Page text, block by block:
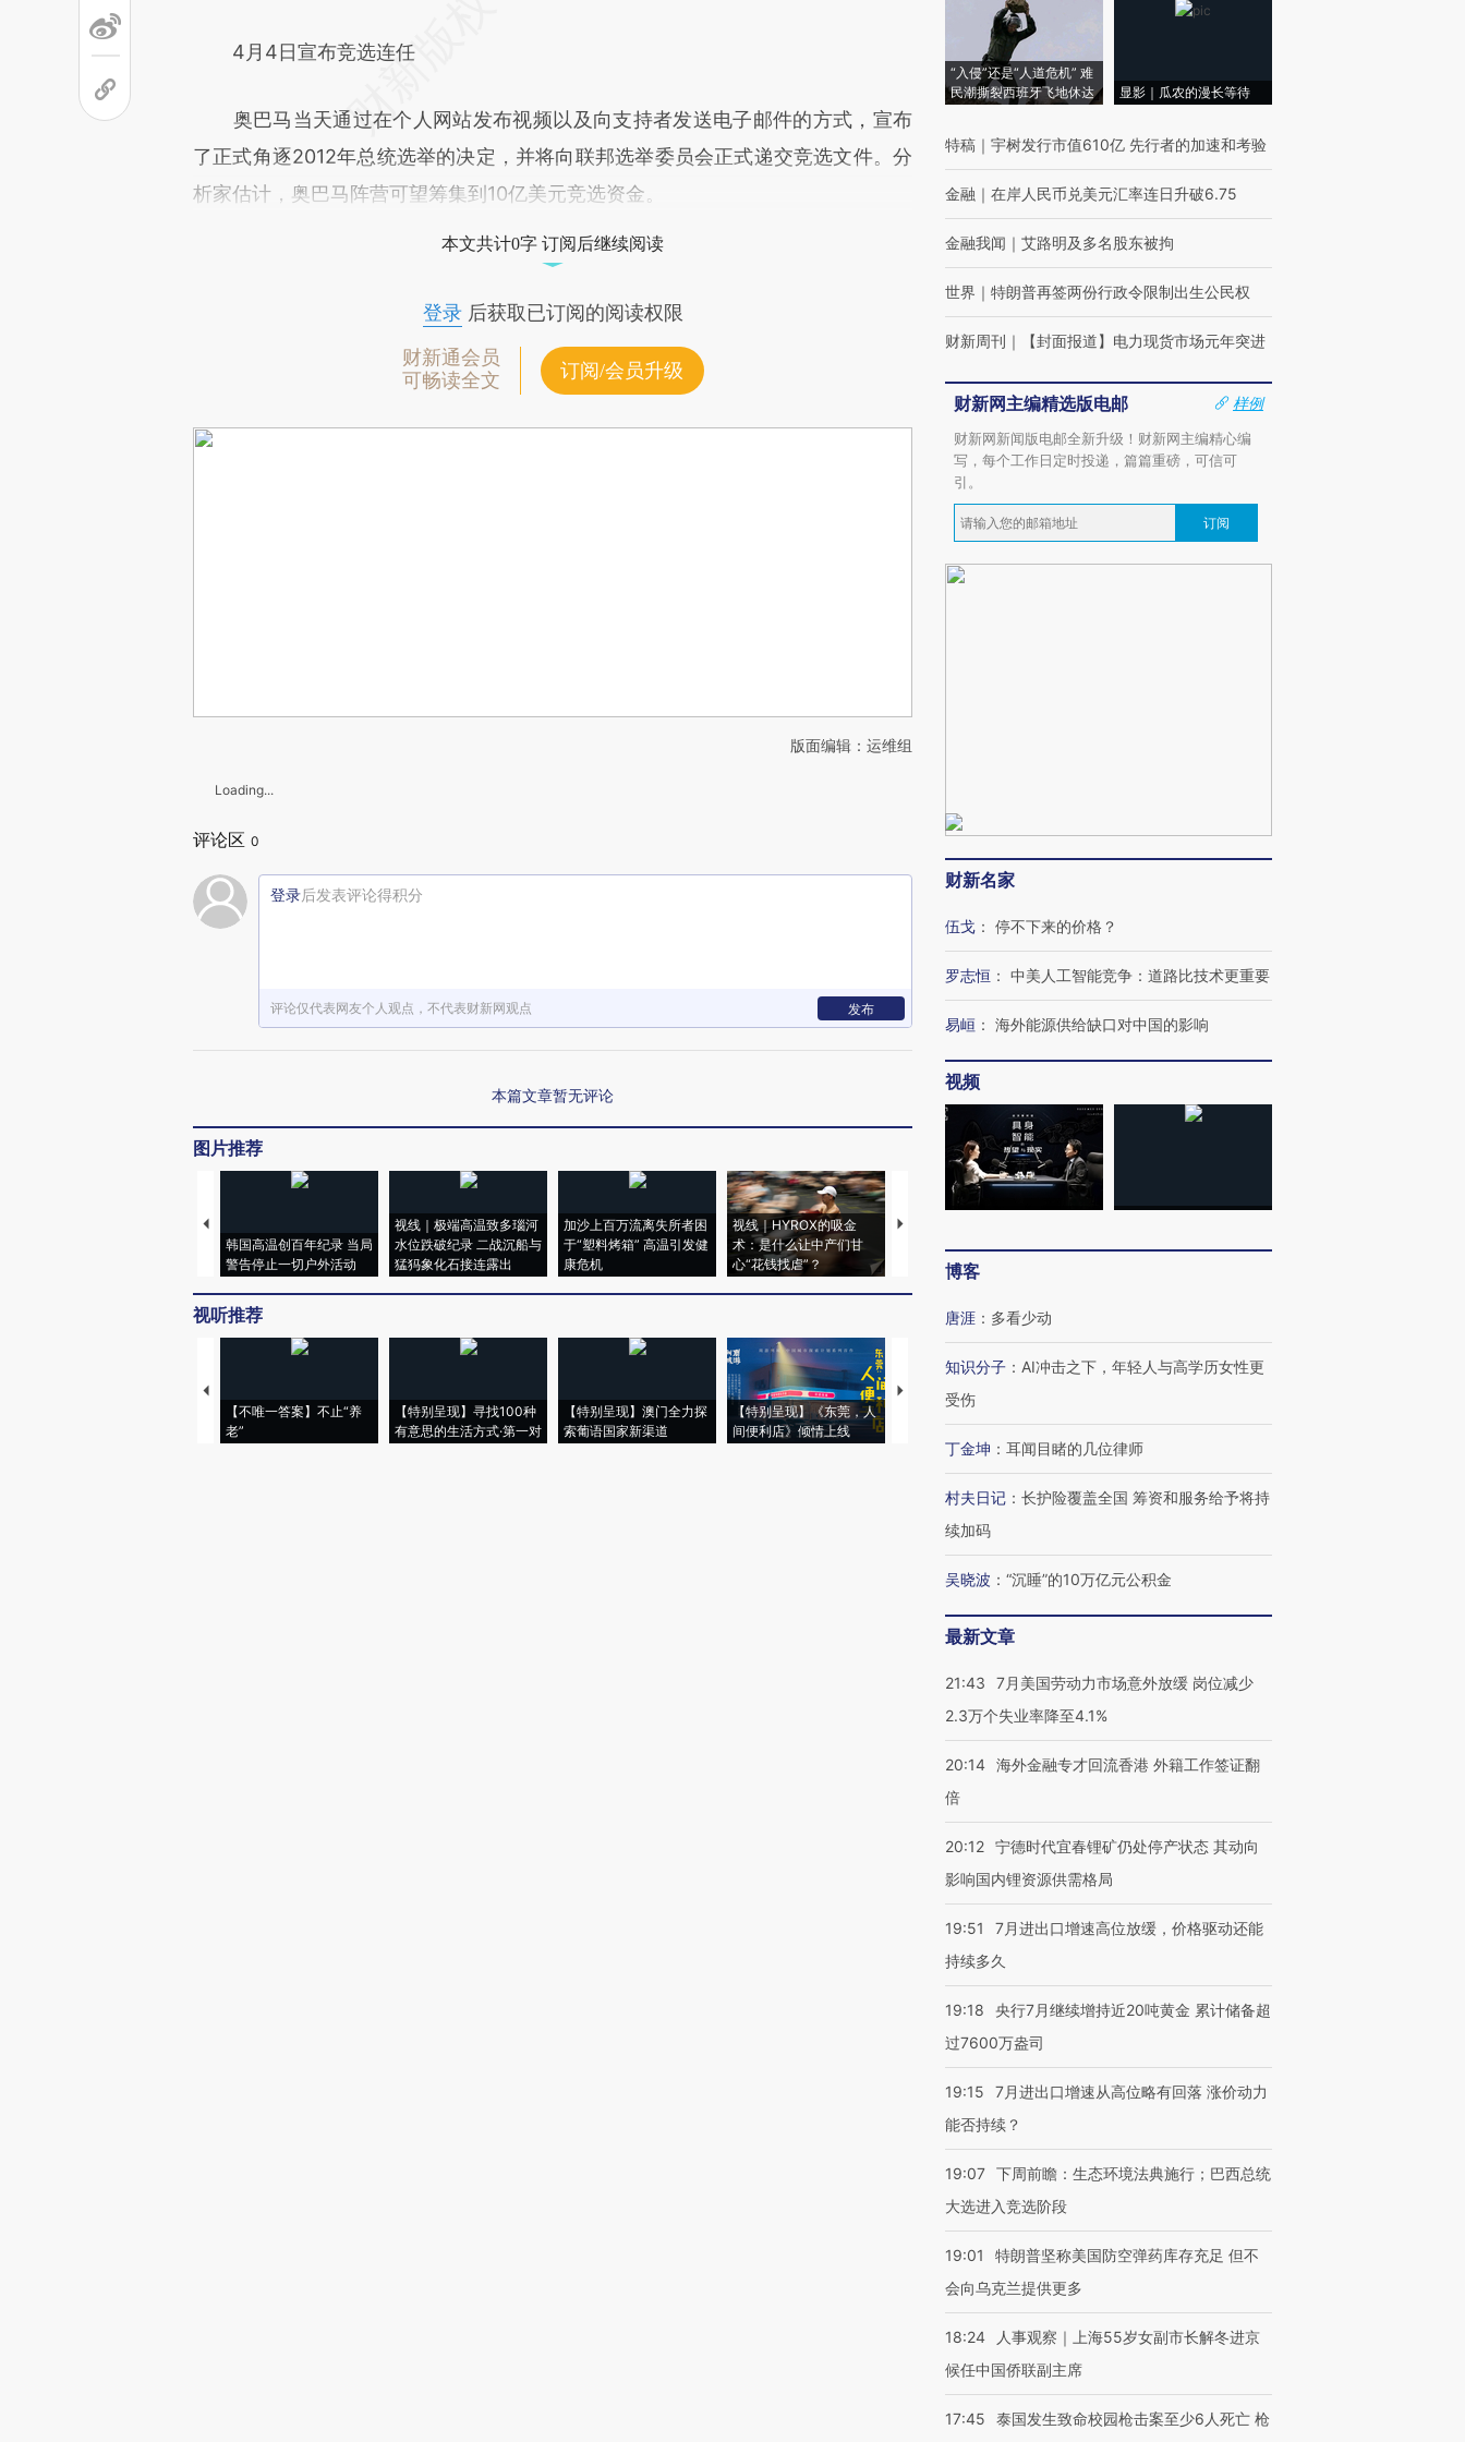
4月4日宣布竞选连任
奥巴马当天通过在个人网站发布视频以及向支持者发送电子邮件的方式，宣布
了正式角逐2012年总统选举的决定，并将向联邦选举委员会正式递交竞选文件。分
析家估计，奥巴马阵营可望筹集到10亿美元竞选资金。
本文共计0字 订阅后继续阅读
登录后获取已订阅的阅读权限
财新通会员
可畅读全文
订阅/会员升级
版面编辑：运维组
Loading...
评论区 0
登录后发表评论得积分
评论仅代表网友个人观点，不代表财新网观点 发布
本篇文章暂无评论
图片推荐
韩国高温创百年纪录 当局
警告停止一切户外活动
视线｜极端高温致多瑙河
水位跌破纪录 二战沉船与
猛犸象化石接连露出
加沙上百万流离失所者困
于“塑料烤箱” 高温引发健
康危机
视线｜HYROX的吸金
术：是什么让中产们甘
心“花钱找虐”？
马航飞行员跨国走私7万
视听推荐
【不唯一答案】不止“养
老”
【特别呈现】寻找100种
有意思的生活方式·第一对
【特别呈现】澳门全力探
索葡语国家新渠道
【特别呈现】《东莞，人
间便利店》倾情上线
【推广】走进第四届链博
会，让数智科技“链”接产
“入侵”还是“人道危机” 难
民潮撕裂西班牙飞地休达
显影｜瓜农的漫长等待
特稿 ｜ 宇树发行市值610亿 先行者的加速和考验
金融 ｜ 在岸人民币兑美元汇率连日升破6.75
金融我闻 ｜ 艾路明及多名股东被拘
世界 ｜ 特朗普再签两份行政令限制出生公民权
财新周刊 ｜ 【封面报道】电力现货市场元年突进
财新网主编精选版电邮
样例
财新网新闻版电邮全新升级！财新网主编精心编
写，每个工作日定时投递，篇篇重磅，可信可
引。
订阅
财新名家
伍戈 ： 停不下来的价格？
罗志恒 ： 中美人工智能竞争：道路比技术更重要
易峘 ： 海外能源供给缺口对中国的影响
视频
博客
唐涯 ： 多看少动
知识分子 ： AI冲击之下，年轻人与高学历女性更
受伤
丁金坤 ： 耳闻目睹的几位律师
村夫日记 ： 长护险覆盖全国 筹资和服务给予将持
续加码
吴晓波 ： “沉睡”的10万亿元公积金
最新文章
21:43
7月美国劳动力市场意外放缓 岗位减少
2.3万个失业率降至4.1%
20:14 海外金融专才回流香港 外籍工作签证翻
倍
20:12 宁德时代宜春锂矿仍处停产状态 其动向
影响国内锂资源供需格局
19:51
7月进出口增速高位放缓，价格驱动还能
持续多久
19:18
央行7月继续增持近20吨黄金 累计储备超
过7600万盎司
19:15
7月进出口增速从高位略有回落 涨价动力
能否持续？
19:07 下周前瞻：生态环境法典施行；巴西总统
大选进入竞选阶段
19:01
特朗普坚称美国防空弹药库存充足 但不
会向乌克兰提供更多
18:24
人事观察｜上海55岁女副市长解冬进京
候任中国侨联副主席
17:45 泰国发生致命校园枪击案至少6人死亡 枪